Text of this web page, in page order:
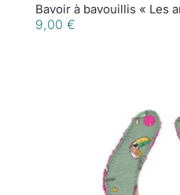
Bavoir à bavouillis « Les
9,00 €